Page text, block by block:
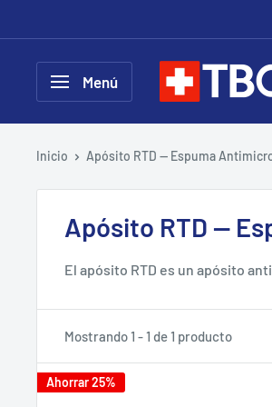
directamente
contenido
Menú tubotiquin.cl
Inicio Apósito RTD — Espuma
Apósito RTD —
El apósito RTD es un apósito
Apósitos RTD
Mostrando 1 - 1 de 1 producto
Ahorrar 25%